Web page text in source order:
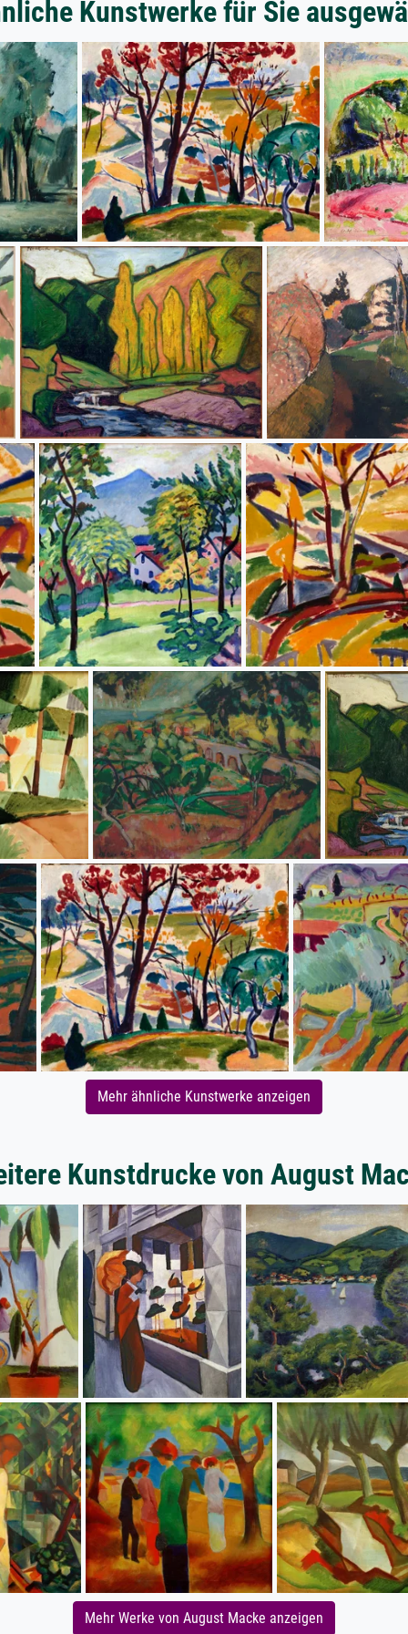
Kunstwerke für Sie
Mehr ähnliche Kunstwerke anzeigen
Kunstdrucke von August
Mehr Werke von August Macke anzeigen